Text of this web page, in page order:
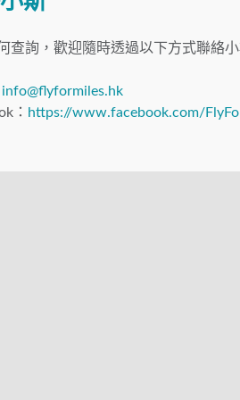
查詢，歡迎隨時透過以下方式聯絡小
info@flyformiles.hk
： https://www.facebook.com/